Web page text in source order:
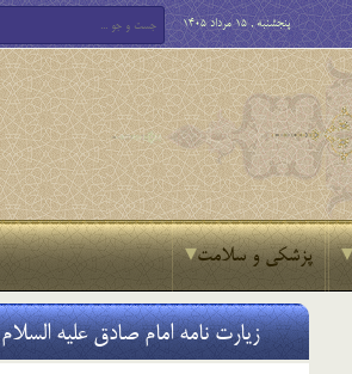
پنجشنبه , 15 مرداد 1405
پزشکی و سلامت
زیارت نامه امام صادق علیه السلام